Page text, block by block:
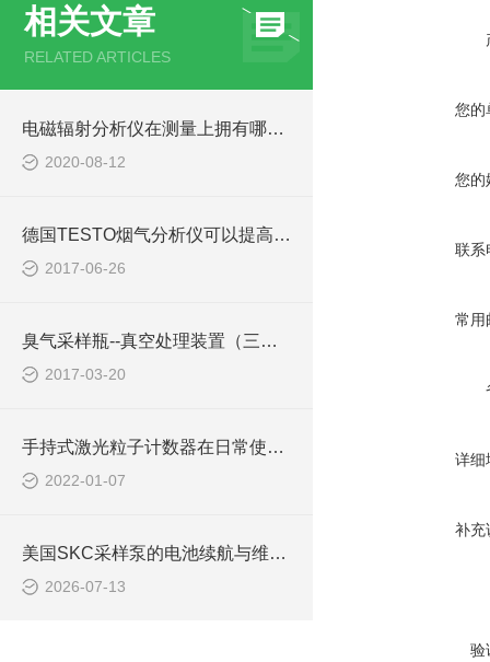
相关文章
RELATED ARTICLES
电磁辐射分析仪在测量上拥有哪些功能你知道吗？
2020-08-12
德国TESTO烟气分析仪可以提高燃烧效率
2017-06-26
臭气采样瓶--真空处理装置（三点比较式臭袋法）
2017-03-20
手持式激光粒子计数器在日常使用中具有诸多特点
2022-01-07
美国SKC采样泵的电池续航与维护指南
2026-07-13
您的
您的
联系
常用
详细
补充
验